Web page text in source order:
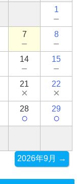
1
－
7
－
8
－
14
－
15
－
21
×
22
×
28
○
29
○
2026年9月 →